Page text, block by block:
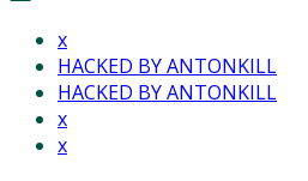
x
HACKED BY ANTONKILL
HACKED BY ANTONKILL
x
x